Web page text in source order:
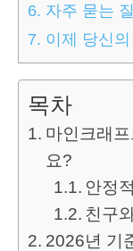
6. 자주 묻는
7. 이제 당신
목차
마인크래
요?
안정
친구
2026년 기